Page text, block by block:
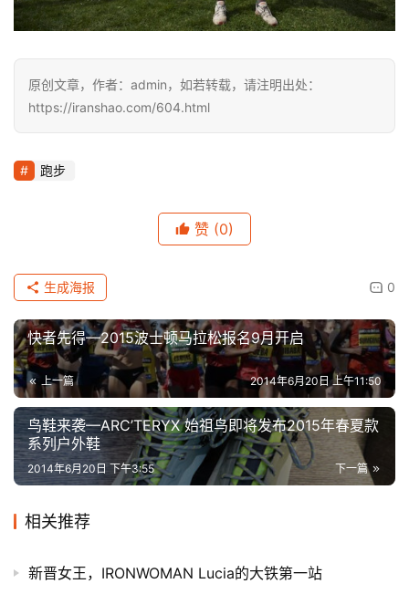
原创文章，作者：admin，如若转载，请注明出处：
https://iranshao.com/604.html
跑步
赞 (0)
0
生成海报
快者先得—2015波士顿马拉松报名9月开启
上一篇 2014年6月20日 上午11:50
鸟鞋来袭—ARC’TERYX 始祖鸟即将发布2015年春夏款
系列户外鞋
下一篇
2014年6月20日 下午3:55
相关推荐
新晋女王，IRONWOMAN Lucia的大铁第一站